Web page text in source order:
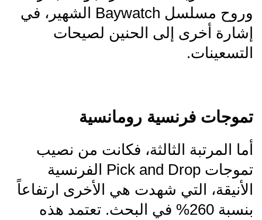
وروح مسلسل Baywatch الشهير، في
إشارة أخرى إلى الحنين لصيحات
التسعينات.
تموجات فرنسية رومانسية
أما المرتبة الثالثة، فكانت من نصيب
تموجات Pick and Drop الفرنسية
الأنيقة، التي شهدت هي الأخرى ارتفاعاً
بنسبة 260% في البحث. تعتمد هذه